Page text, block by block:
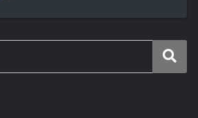
回数やマイルに応じてステイタスが設定